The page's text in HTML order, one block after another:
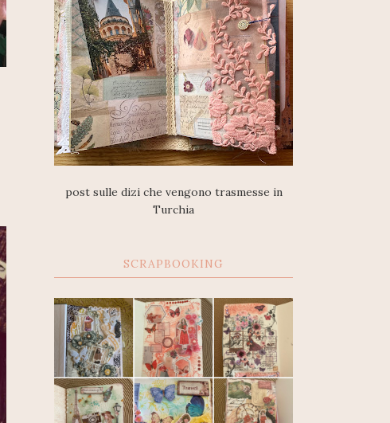
post sulle dizi che vengono trasmesse in
Turchia
SCRAPBOOKING